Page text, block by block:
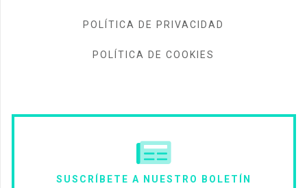
POLÍTICA DE PRIVACIDAD
POLÍTICA DE COOKIES
SUSCRÍBETE A NUESTRO BOLETÍN